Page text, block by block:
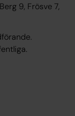
9, Frösve 7,